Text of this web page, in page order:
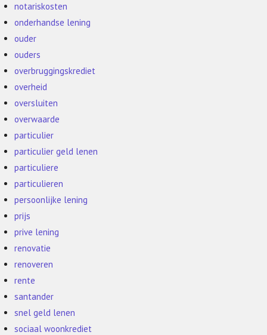
notariskosten
onderhandse lening
ouder
ouders
overbruggingskrediet
overheid
oversluiten
overwaarde
particulier
particulier geld lenen
particuliere
particulieren
persoonlijke lening
prijs
prive lening
renovatie
renoveren
rente
santander
snel geld lenen
sociaal woonkrediet